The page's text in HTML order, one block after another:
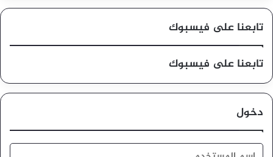
تابعنا على فيسبوك
تابعنا على فيسبوك
دخول